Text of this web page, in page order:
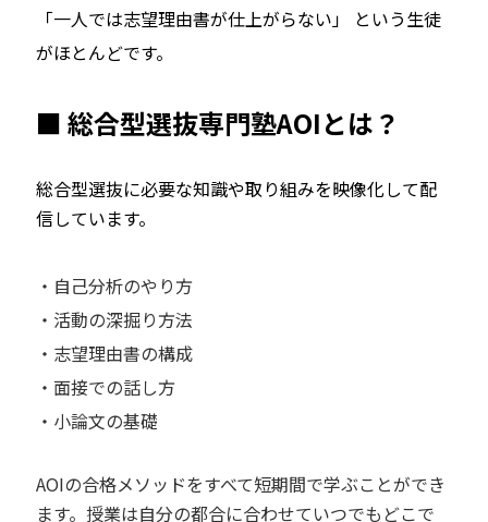
「一人では志望理由書が仕上がらない」 という生徒
がほとんどです。
■ 総合型選抜専門塾AOIとは？
総合型選抜に必要な知識や取り組みを映像化して配
信しています。
・自己分析のやり方
・活動の深掘り方法
・志望理由書の構成
・面接での話し方
・小論文の基礎
AOIの合格メソッドをすべて短期間で学ぶことができ
ます。授業は自分の都合に合わせていつでもどこで